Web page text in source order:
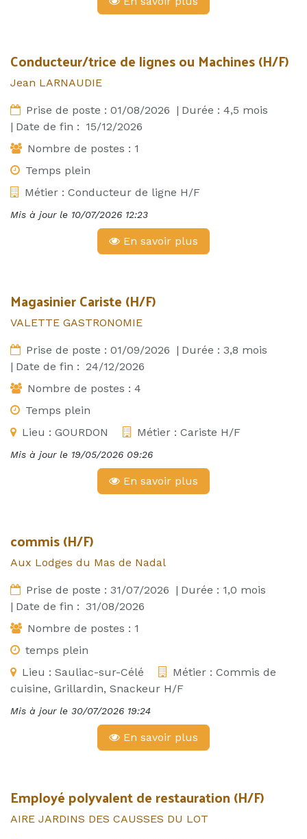
Conducteur/trice de lignes ou Machines (H/F)
Jean LARNAUDIE
Prise de poste : 01/08/2026 | Durée : 4,5 mois
| Date de fin : 15/12/2026
Nombre de postes : 1
Temps plein
Métier : Conducteur de ligne H/F
Mis à jour le 10/07/2026 12:23
En savoir plus
Magasinier Cariste (H/F)
VALETTE GASTRONOMIE
Prise de poste : 01/09/2026 | Durée : 3,8 mois
| Date de fin : 24/12/2026
Nombre de postes : 4
Temps plein
Lieu : GOURDON Métier : Cariste H/F
Mis à jour le 19/05/2026 09:26
En savoir plus
commis (H/F)
Aux Lodges du Mas de Nadal
Prise de poste : 31/07/2026 | Durée : 1,0 mois
| Date de fin : 31/08/2026
Nombre de postes : 1
temps plein
Lieu : Sauliac-sur-Célé Métier : Commis de
cuisine, Grillardin, Snackeur H/F
Mis à jour le 30/07/2026 19:24
En savoir plus
Employé polyvalent de restauration (H/F)
AIRE JARDINS DES CAUSSES DU LOT